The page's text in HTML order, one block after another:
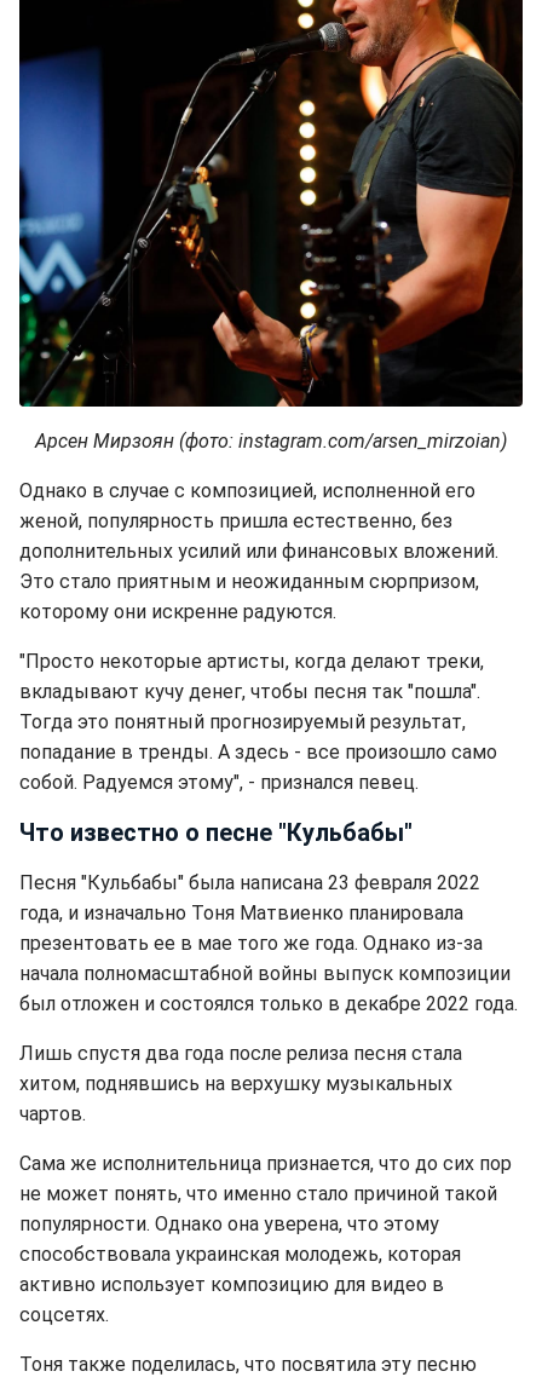
Арсен Мирзоян (фото: instagram.com/arsen_mirzoian)
Однако в случае с композицией, исполненной его
женой, популярность пришла естественно, без
дополнительных усилий или финансовых вложений.
Это стало приятным и неожиданным сюрпризом,
которому они искренне радуются.
"Просто некоторые артисты, когда делают треки,
вкладывают кучу денег, чтобы песня так "пошла".
Тогда это понятный прогнозируемый результат,
попадание в тренды. А здесь - все произошло само
собой. Радуемся этому", - признался певец.
Что известно о песне "Кульбабы"
Песня "Кульбабы" была написана 23 февраля 2022
года, и изначально Тоня Матвиенко планировала
презентовать ее в мае того же года. Однако из-за
начала полномасштабной войны выпуск композиции
был отложен и состоялся только в декабре 2022 года.
Лишь спустя два года после релиза песня стала
хитом, поднявшись на верхушку музыкальных
чартов.
Сама же исполнительница признается, что до сих пор
не может понять, что именно стало причиной такой
популярности. Однако она уверена, что этому
способствовала украинская молодежь, которая
активно использует композицию для видео в
соцсетях.
Тоня также поделилась, что посвятила эту песню